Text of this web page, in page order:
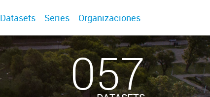
Datasets Series Organizaciones
057